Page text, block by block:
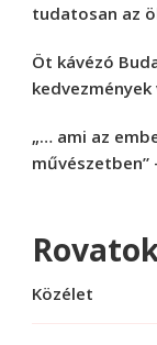
tudatosan az
Öt kávézó
kedvezmények
„… ami az
művészetben”
Közélet